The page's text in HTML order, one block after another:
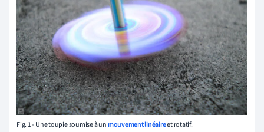
Fig. 1 - Une toupie soumise à unmouvement linéaireet rotatif.